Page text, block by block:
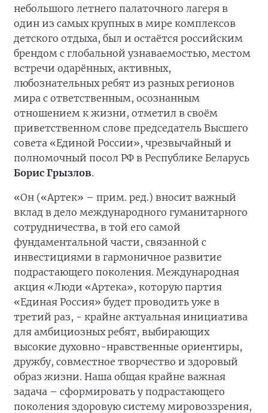
небольшого летнего палаточного лагеря в
один из самых крупных в мире комплексов
детского отдыха, был и остаётся российским
брендом с глобальной узнаваемостью, местом
встречи одарённых, активных,
любознательных ребят из разных регионов
мира с ответственным, осознанным
отношением к жизни, отметил в своём
приветственном слове председатель Высшего
совета «Единой России», чрезвычайный и
полномочный посол РФ в Республике Беларусь
Борис Грызлов.
«Он («Артек» – прим. ред.) вносит важный
вклад в дело международного гуманитарного
сотрудничества, в той его самой
фундаментальной части, связанной с
инвестициями в гармоничное развитие
подрастающего поколения. Международная
акция «Люди «Артека», которую партия
«Единая Россия» будет проводить уже в
третий раз, - крайне актуальная инициатива
для амбициозных ребят, выбирающих
высокие духовно-нравственные ориентиры,
дружбу, совместное творчество и здоровый
образ жизни. Наша общая крайне важная
задача – сформировать у подрастающего
поколения здоровую систему мировоззрения,